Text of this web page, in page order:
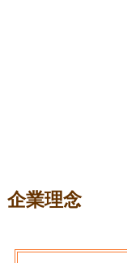
企業理念